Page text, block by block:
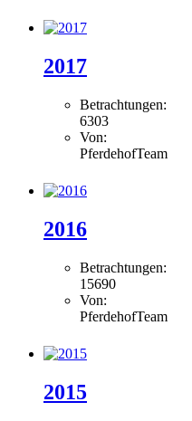
2017
Betrachtungen:
6303
Von:
PferdehofTeam
2016
Betrachtungen:
15690
Von:
PferdehofTeam
2015